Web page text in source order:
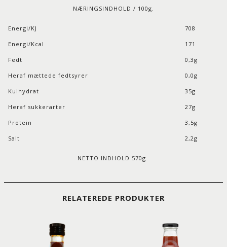
NÆRINGSINDHOLD / 100g.
Energi/KJ 708
Energi/Kcal 171
Fedt 0,3g
Heraf mættede fedtsyrer 0,0g
Kulhydrat 35g
Heraf sukkerarter 27g
Protein 3,5g
Salt 2,2g
NETTO INDHOLD 570g
RELATEREDE PRODUKTER